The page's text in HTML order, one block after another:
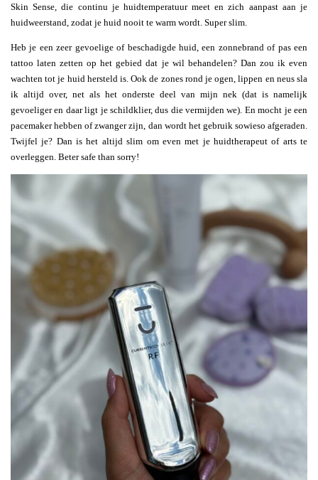
Skin Sense, die continu je huidtemperatuur meet en zich aanpast aan je
huidweerstand, zodat je huid nooit te warm wordt. Super slim.
Heb je een zeer gevoelige of beschadigde huid, een zonnebrand of pas een
tattoo laten zetten op het gebied dat je wil behandelen? Dan zou ik even
wachten tot je huid hersteld is. Ook de zones rond je ogen, lippen en neus sla
ik altijd over, net als het onderste deel van mijn nek (dat is namelijk
gevoeliger en daar ligt je schildklier, dus die vermijden we). En mocht je een
pacemaker hebben of zwanger zijn, dan wordt het gebruik sowieso afgeraden.
Twijfel je? Dan is het altijd slim om even met je huidtherapeut of arts te
overleggen. Beter safe than sorry!